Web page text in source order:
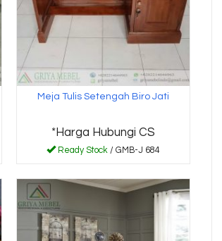
Meja Tulis Setengah Biro Jati
*Harga Hubungi CS
Ready Stock / GMB-J 684